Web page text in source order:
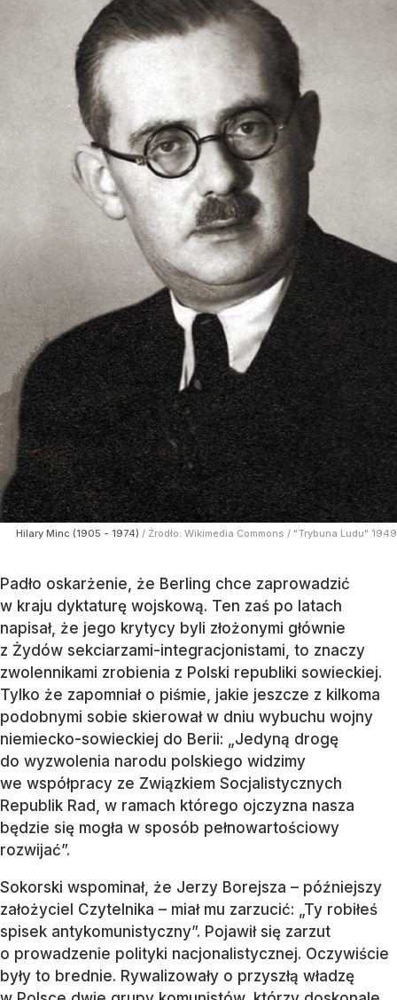
Hilary Minc (1905 - 1974) / Źródło: Wikimedia Commons / "Trybuna Ludu" 1949
Padło oskarżenie, że Berling chce zaprowadzić
w kraju dyktaturę wojskową. Ten zaś po latach
napisał, że jego krytycy byli złożonymi głównie
z Żydów sekciarzami-integracjonistami, to znaczy
zwolennikami zrobienia z Polski republiki sowieckiej.
Tylko że zapomniał o piśmie, jakie jeszcze z kilkoma
podobnymi sobie skierował w dniu wybuchu wojny
niemiecko-sowieckiej do Berii: „Jedyną drogę
do wyzwolenia narodu polskiego widzimy
we współpracy ze Związkiem Socjalistycznych
Republik Rad, w ramach którego ojczyzna nasza
będzie się mogła w sposób pełnowartościowy
rozwijać”.
Sokorski wspominał, że Jerzy Borejsza – późniejszy
założyciel Czytelnika – miał mu zarzucić: „Ty robiłeś
spisek antykomunistyczny”. Pojawił się zarzut
o prowadzenie polityki nacjonalistycznej. Oczywiście
były to brednie. Rywalizowały o przyszłą władzę